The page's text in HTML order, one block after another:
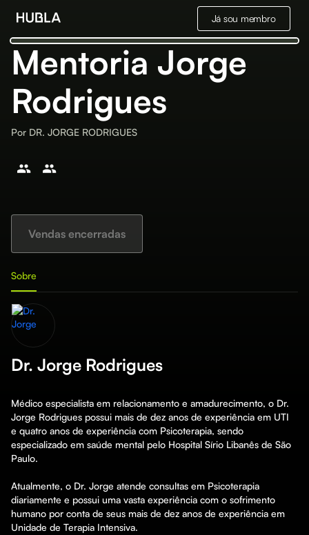
Já sou membro
Mentoria Jorge
Rodrigues
Por DR. JORGE RODRIGUES
Vendas encerradas
Sobre
Dr. Jorge Rodrigues
Médico especialista em relacionamento e amadurecimento, o Dr.
Jorge Rodrigues possui mais de dez anos de experiência em UTI
e quatro anos de experiência com Psicoterapia, sendo
especializado em saúde mental pelo Hospital Sírio Libanês de São
Paulo.
Atualmente, o Dr. Jorge atende consultas em Psicoterapia
diariamente e possui uma vasta experiência com o sofrimento
humano por conta de seus mais de dez anos de experiência em
Unidade de Terapia Intensiva.